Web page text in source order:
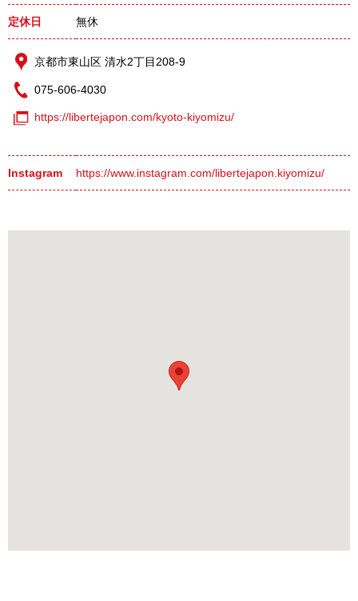
定休日 無休
京都市東山区 清水2丁目208‐9
075-606-4030
https://libertejapon.com/kyoto-kiyomizu/
Instagram https://www.instagram.com/libertejapon.kiyomizu/